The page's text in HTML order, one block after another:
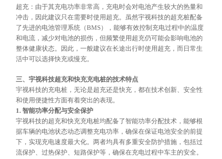
超充：由于其充电功率非常高，充电时会对电池产生较大的热量和
冲击，因此建议只在需要时使用超充。虽然宇视科技的超充桩配备
了先进的电池管理系统（BMS），能够有效控制充电过程中的温度
和电流，减少对电池的损伤，但频繁使用超充仍可能会影响电池的
整体健康状态。因此，一般建议在长途出行时使用超充，而日常生
活中可以选择快充或慢充。
三、宇视科技超充和快充充电桩的技术特点
宇视科技的充电桩，无论是超充还是快充，都在技术创新、安全性
和使用便捷性方面有着突出的表现。
1. 智能功率分配与安全保护
宇视科技的超充和快充充电桩均配备了智能功率分配技术，能够根
据车辆的电池状态动态调整充电功率，确保在保证电池安全的前提
下，实现充电速度最大化。两者均具有多重安全防护措施，包括过
流保护、过热保护、短路保护等，确保在充电过程中车主的安全。